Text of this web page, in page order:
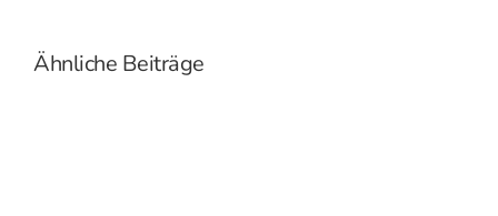
Ähnliche Beiträge